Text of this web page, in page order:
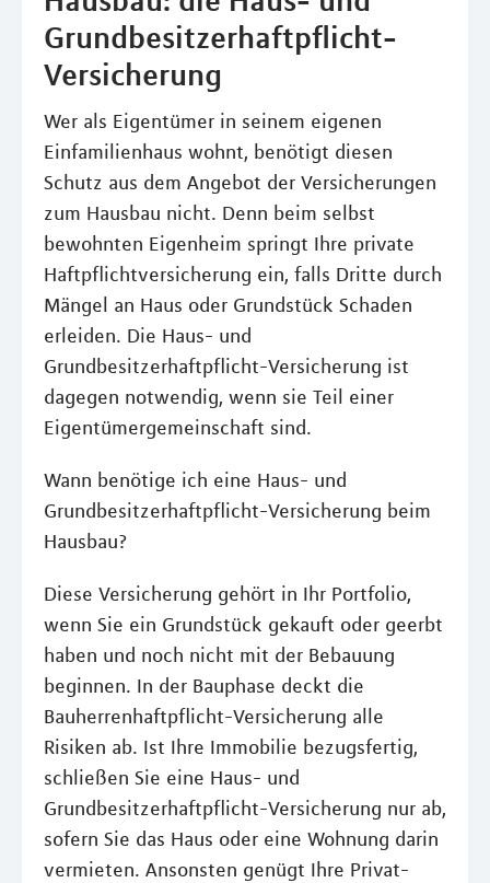
Grundbesitzerhaftpflicht-
Versicherung
Wer als Eigentümer in seinem eigenen
Einfamilienhaus wohnt, benötigt diesen
Schutz aus dem Angebot der Versicherungen
zum Hausbau nicht. Denn beim selbst
bewohnten Eigenheim springt Ihre private
Haftpflichtversicherung ein, falls Dritte durch
Mängel an Haus oder Grundstück Schaden
erleiden. Die Haus- und
Grundbesitzerhaftpflicht-Versicherung ist
dagegen notwendig, wenn sie Teil einer
Eigentümergemeinschaft sind.
Wann benötige ich eine Haus- und
Grundbesitzerhaftpflicht-Versicherung beim
Hausbau?
Diese Versicherung gehört in Ihr Portfolio,
wenn Sie ein Grundstück gekauft oder geerbt
haben und noch nicht mit der Bebauung
beginnen. In der Bauphase deckt die
Bauherrenhaftpflicht-Versicherung alle
Risiken ab. Ist Ihre Immobilie bezugsfertig,
schließen Sie eine Haus- und
Grundbesitzerhaftpflicht-Versicherung nur ab,
sofern Sie das Haus oder eine Wohnung darin
vermieten. Ansonsten genügt Ihre Privat-